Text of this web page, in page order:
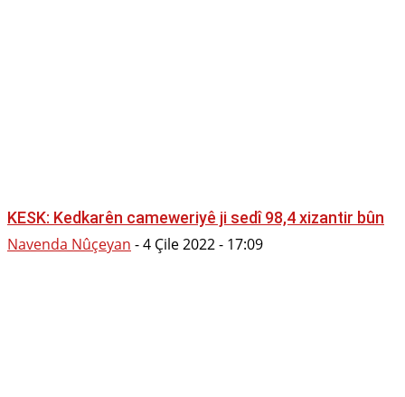
KESK: Kedkarên cameweriyê ji sedî 98,4 xizantir bûn
Navenda Nûçeyan -4 Çile 2022 - 17:09